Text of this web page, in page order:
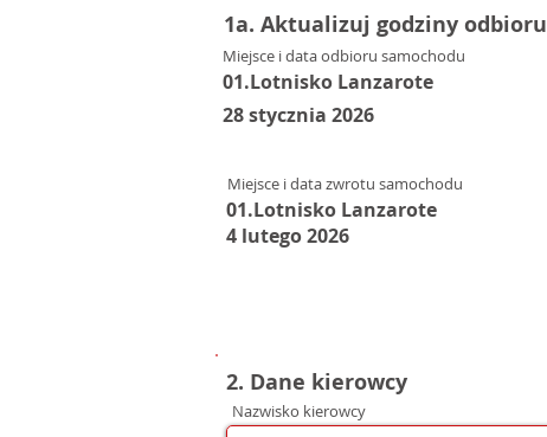
1a. Aktualizuj godziny odbioru
Miejsce i data odbioru samochodu
01.Lotnisko Lanzarote
28 stycznia 2026
Miejsce i data zwrotu samochodu
01.Lotnisko Lanzarote
4 lutego 2026
2. Dane kierowcy
Nazwisko kierowcy